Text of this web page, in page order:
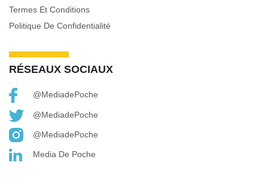
Termes Et Conditions
Politique De Confidentialité
RÉSEAUX SOCIAUX
@MediadePoche
@MediadePoche
@MediadePoche
Media De Poche